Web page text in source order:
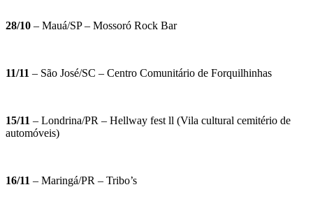
28/10 – Mauá/SP – Mossoró Rock Bar
11/11 – São José/SC – Centro Comunitário de Forquilhinhas
15/11 – Londrina/PR – Hellway fest ll (Vila cultural cemitério de
automóveis)
16/11 – Maringá/PR – Tribo’s